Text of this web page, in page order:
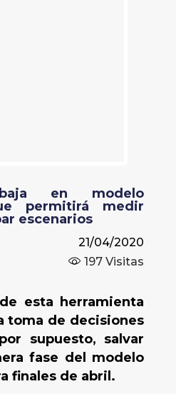
en modelo
permitirá medir
escenarios
21/04/2020
197 Visitas
esta herramienta
toma de decisiones
supuesto, salvar
fase del modelo
finales de abril.